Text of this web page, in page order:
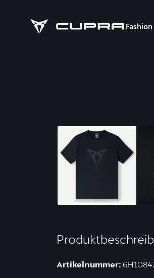
Fashion
Artikelnummer: